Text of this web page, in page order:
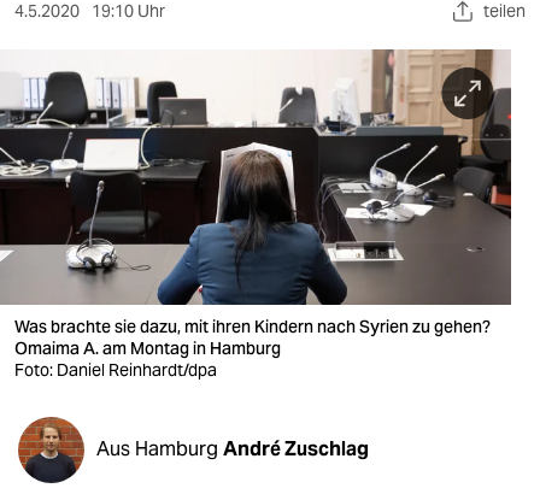
berlin
nord
wahrheit
verlag
verlag
veranstaltungen
shop
fragen & hilfe
4.5.2020 19:10 Uhr teilen
Was brachte sie dazu, mit ihren Kindern nach Syrien zu gehen?
Omaima A. am Montag in Hamburg
Foto: Daniel Reinhardt/dpa
Aus Hamburg André Zuschlag